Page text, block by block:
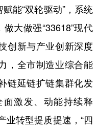
能“双轮驱动”，系统
大做强“33618”现代
创新与产业创新深度
，全市制造业综合能
链延链扩链集群化发
激发、动能持续释
业转型提质提速，“四